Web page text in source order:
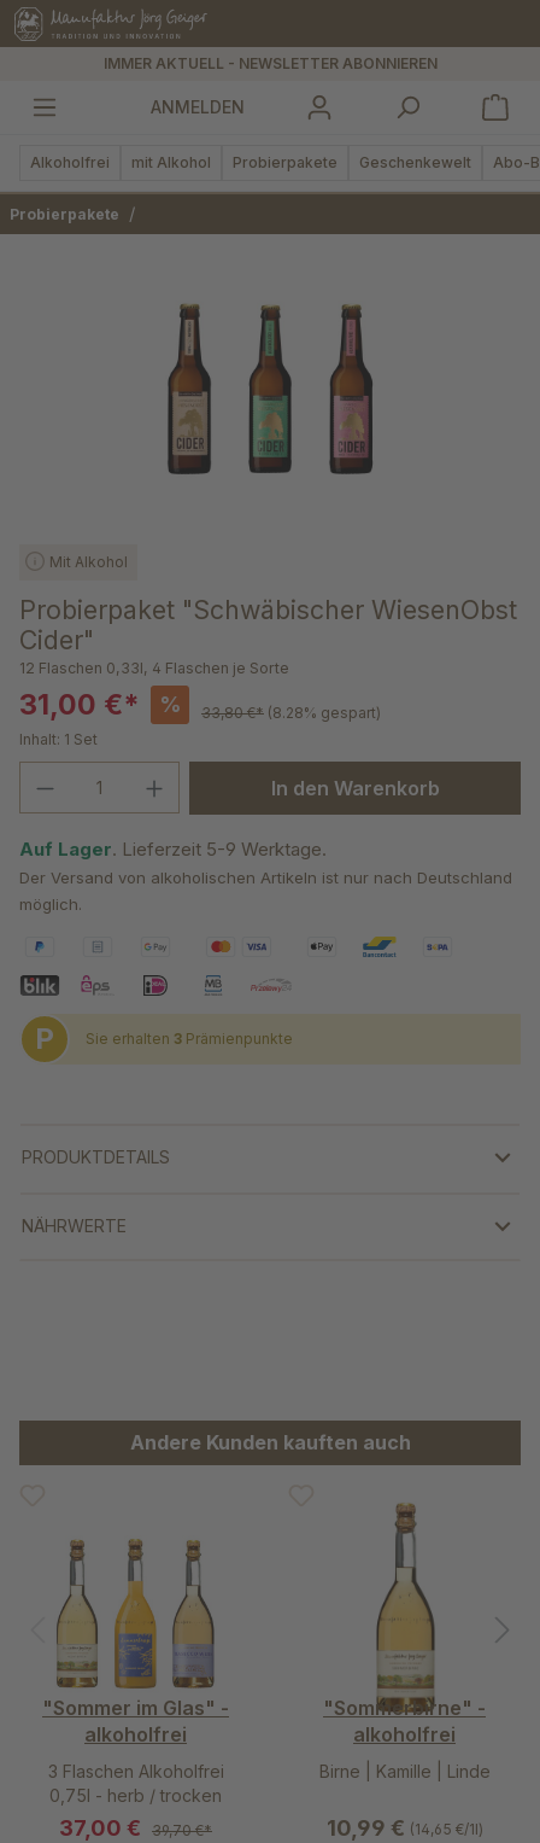
springen
IMMER AKTUELL - NEWSLETTER ABONNIEREN
ANMELDEN
Alkoholfrei mit Alkohol Probierpakete Geschenkewelt Abo-
Probierpakete /
Mit Alkohol
Probierpaket "Schwäbischer WiesenObst
Cider"
12 Flaschen 0,33l, 4 Flaschen je Sorte
31,00 €* % 33,80 €* (8.28% gespart)
Inhalt: 1 Set
Produkt Anzahl: Gib den gewünschten
In den Warenkorb
Auf Lager. Lieferzeit 5-9 Werktage.
Der Versand von alkoholischen Artikeln ist nur nach Deutschland
möglich.
P Sie erhalten 3 Prämienpunkte
PRODUKTDETAILS
NÄHRWERTE
Produktgalerie überspringen
Andere Kunden kauften auch
"Sommer im Glas" -
alkoholfrei
3 Flaschen Alkoholfrei
0,75l - herb / trocken
37,00 € 39,70 €*
"Sommerbirne" -
alkoholfrei
Birne | Kamille | Linde
10,99 € (14,65 €/1l)